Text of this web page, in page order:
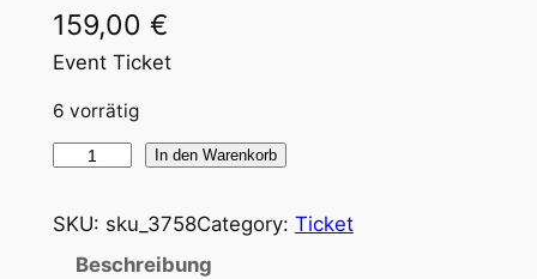
159,00 €
Event Ticket
6 vorrätig
c
In den Warenkorb
SKU: sku_3758Category: Ticket
Beschreibung